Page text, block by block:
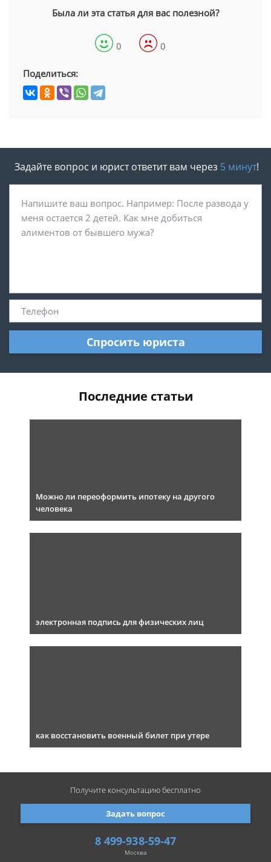
Была ли эта статья для вас полезной?
0 0
Поделиться:
Задайте вопрос и юрист ответит вам через 5 минут!
Спросить юриста
Последние статьи
Можно ли переоформить ипотеку на другого
человека
электронная подпись для физических лиц
как восстановить военный билет при утере
8 499-938-59-47
Москва
Задать вопрос
Получите консультациюбесплатно